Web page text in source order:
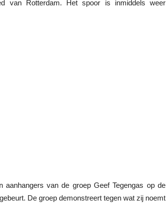
van Rotterdam. Het spoor is inmiddels weer
aanhangers van de groep Geef Tegengas op de
De groep demonstreert tegen wat zij noemt